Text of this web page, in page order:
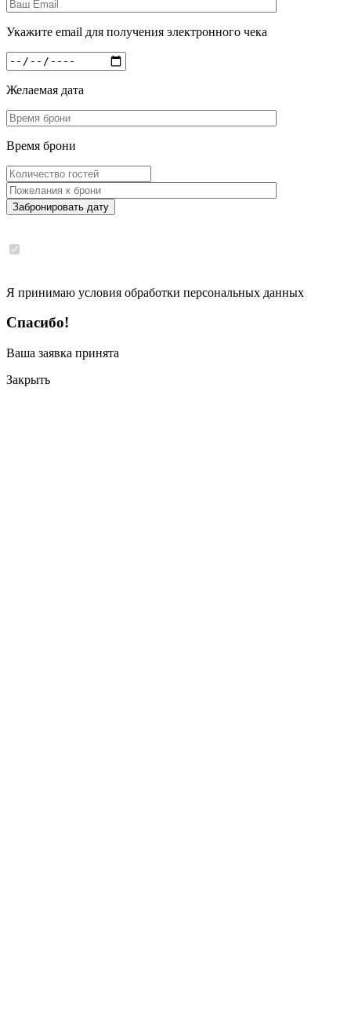
Укажите email для получения электронного чека
Желаемая дата
Время брони
Забронировать дату
Я принимаю условия обработки персональных данных
Спасибо!
Ваша заявка принята
Закрыть